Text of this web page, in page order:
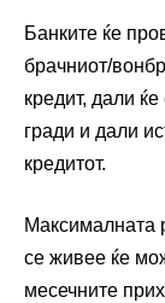
Банките ќе
брачниот/
кредит, дали
гради и дали
кредитот.
Максималната
се живее ќе
месечните